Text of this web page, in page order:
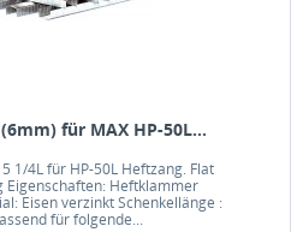
für MAX HP-50L...
1/4L für HP-50L Heftzang. Flat
Eigenschaften: Heftklammer
Eisen verzinkt Schenkellänge :
für folgende...